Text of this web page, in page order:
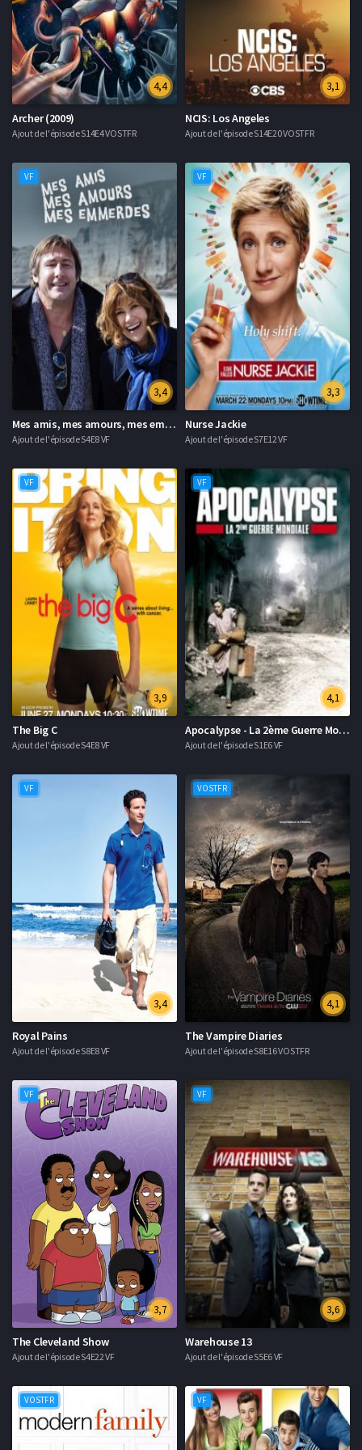
4,4
Archer (2009)
Ajout de l'épisode S14E4 VOSTFR
3,1
NCIS: Los Angeles
Ajout de l'épisode S14E20 VOSTFR
VF
3,4
Mes amis, mes amours, mes emmerdes
Ajout de l'épisode S4E8 VF
VF
3,3
Nurse Jackie
Ajout de l'épisode S7E12 VF
VF
3,9
The Big C
Ajout de l'épisode S4E8 VF
VF
4,1
Apocalypse - La 2ème Guerre Mondiale
Ajout de l'épisode S1E6 VF
VF
3,4
Royal Pains
Ajout de l'épisode S8E8 VF
VOSTFR
4,1
The Vampire Diaries
Ajout de l'épisode S8E16 VOSTFR
VF
3,7
The Cleveland Show
Ajout de l'épisode S4E22 VF
VF
3,6
Warehouse 13
Ajout de l'épisode S5E6 VF
VOSTFR VF